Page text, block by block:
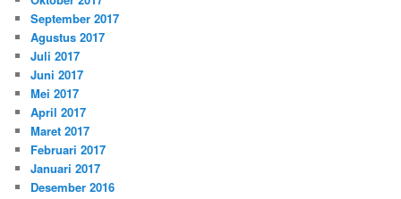
September 2017
Agustus 2017
Juli 2017
Juni 2017
Mei 2017
April 2017
Maret 2017
Februari 2017
Januari 2017
Desember 2016